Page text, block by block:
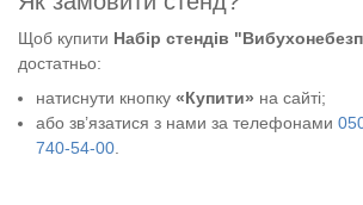
Щоб купити Набір стендів
достатньо:
натиснути кнопку «Купити» на сайті;
або зв’язатися з нами за телефонами
740-54-00